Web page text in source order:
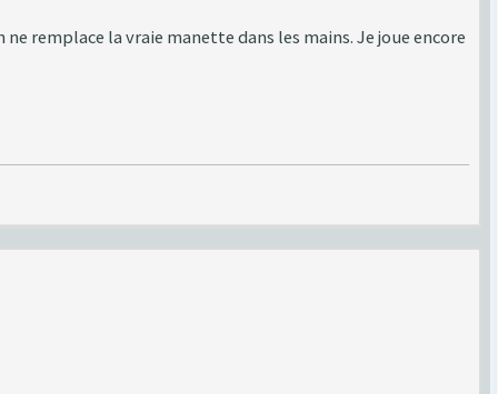
remplace la vraie manette dans les mains. Je joue encore